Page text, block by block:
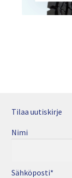
Tilaa uutiskirje
Nimi
Sähköposti*